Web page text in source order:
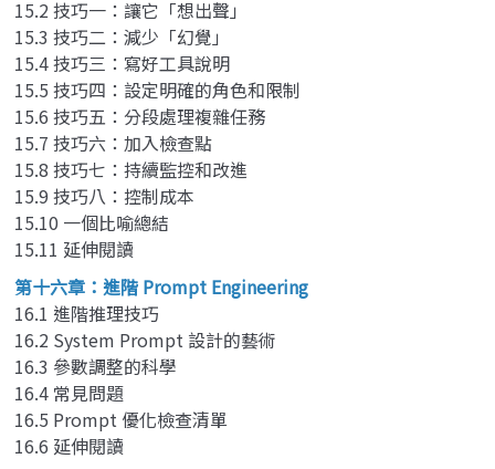
15.2 技巧一：讓它「想出聲」
15.3 技巧二：減少「幻覺」
15.4 技巧三：寫好工具說明
15.5 技巧四：設定明確的角色和限制
15.6 技巧五：分段處理複雜任務
15.7 技巧六：加入檢查點
15.8 技巧七：持續監控和改進
15.9 技巧八：控制成本
15.10 一個比喻總結
15.11 延伸閱讀
第十六章：進階 Prompt Engineering
16.1 進階推理技巧
16.2 System Prompt 設計的藝術
16.3 參數調整的科學
16.4 常見問題
16.5 Prompt 優化檢查清單
16.6 延伸閱讀